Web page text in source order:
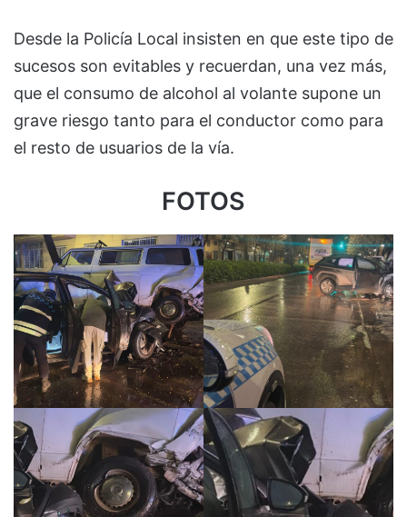
Desde la Policía Local insisten en que este tipo de
sucesos son evitables y recuerdan, una vez más,
que el consumo de alcohol al volante supone un
grave riesgo tanto para el conductor como para
el resto de usuarios de la vía.
FOTOS